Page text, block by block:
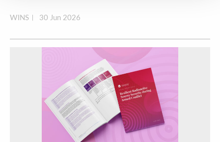
WINS 30 Jun 2026